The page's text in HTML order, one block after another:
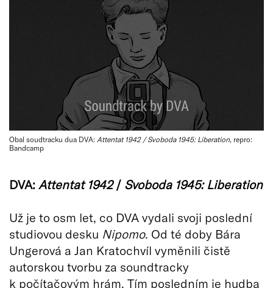
Obal soudtracku dua DVA: Attentat 1942 / Svoboda 1945: Liberation, repro:
Bandcamp
DVA: Attentat 1942/ Svoboda 1945: Liberation
Už je to osm let, co DVA vydali svoji poslední
studiovou desku Nipomo. Od té doby Bára
Ungerová a Jan Kratochvíl vyměnili čistě
autorskou tvorbu za soundtracky
k počítačovým hrám. Tím posledním je hudba